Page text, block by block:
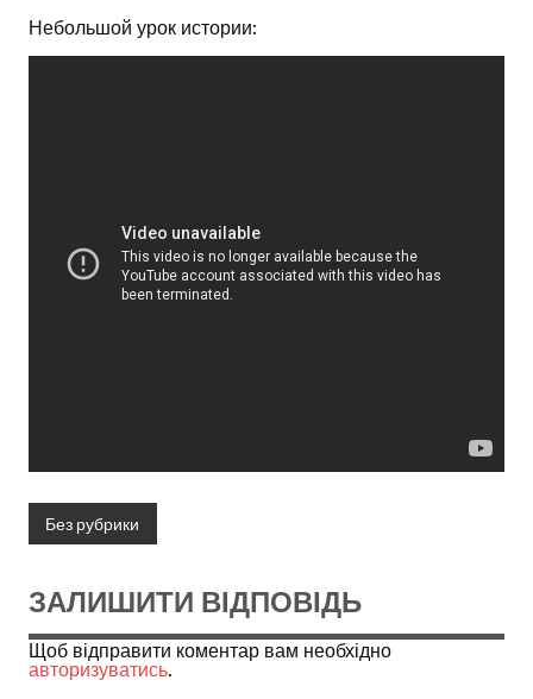
Небольшой урок истории:
Без рубрики
ЗАЛИШИТИ ВІДПОВІДЬ
Щоб відправити коментар вам необхідно
авторизуватись.